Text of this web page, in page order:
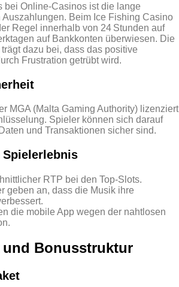
bei Online‑Casinos ist die lange
Auszahlungen. Beim Ice Fishing Casino
Regel innerhalb von 24 Stunden auf
auf Bankkonten überwiesen. Die
dazu bei, dass das positive
Frustration getrübt wird.
MGA (Malta Gaming Authority) lizenziert
Spieler können sich darauf
und Transaktionen sicher sind.
RTP bei den Top‑Slots.
geben an, dass die Musik ihre
die mobile App wegen der nahtlosen
und Bonusstruktur